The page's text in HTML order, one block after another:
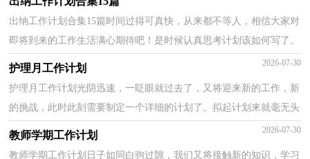
出纳工作计划合集15篇时间过得可真快，从来都不等人，相信大家对
即将到来的工作生活满心期待吧！是时候认真思考计划该如何写了。
计划怎么写才不会流于形式呢？以下是小编收集整理的...
护理月工作计划 2026-07-30
护理月工作计划光阴迅速，一眨眼就过去了，又将迎来新的工作，新
的挑战，此时此刻需要制定一个详细的计划了。拟起计划来就毫无头
绪？以下是小编精心整理的护理月工作计划，希望能够帮助...
教师学期工作计划 2026-07-30
教师学期工作计划日子如同白驹过隙，我们又将接触新的知识，学习